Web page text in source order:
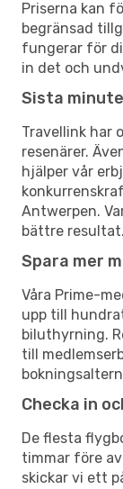
Priserna kan
begränsad
fungerar för
in det och
Sista
Travellink har
resenärer.
hjälper vår
Antwerpen.
bättre resultat.
Spara mer
Våra Prime-
upp till
biluthyrning.
till
Checka in
De flesta
timmar före
skickar vi ett